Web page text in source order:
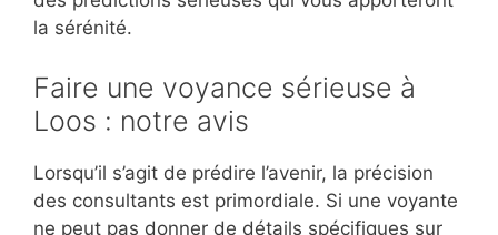
la sérénité.
Faire une voyance sérieuse à
Loos : notre avis
Lorsqu’il s’agit de prédire l’avenir, la précision
des consultants est primordiale. Si une voyante
ne peut pas donner de détails spécifiques sur